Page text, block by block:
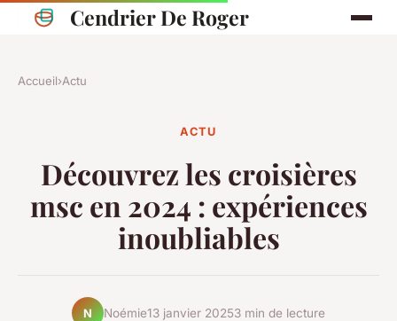
Cendrier De Roger
Accueil›Actu
ACTU
Découvrez les croisières
msc en 2024 : expériences
inoubliables
N Noémie13 janvier 20253 min de lecture